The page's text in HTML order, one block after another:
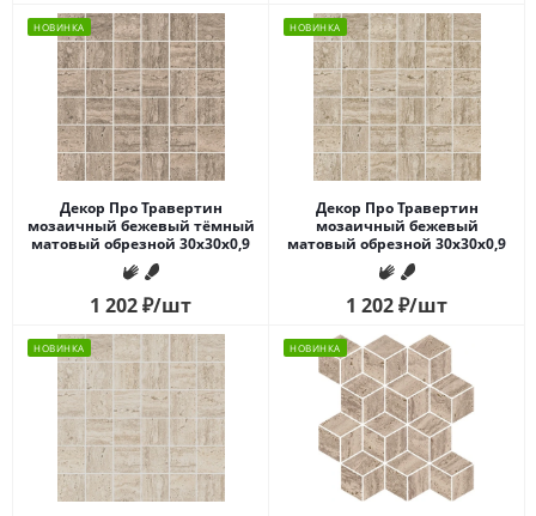
НОВИНКА
Декор Про Травертин
мозаичный бежевый тёмный
матовый обрезной 30x30x0,9
1 202₽/шт
НОВИНКА
Декор Про Травертин
мозаичный бежевый
матовый обрезной 30x30x0,9
1 202₽/шт
НОВИНКА НОВИНКА